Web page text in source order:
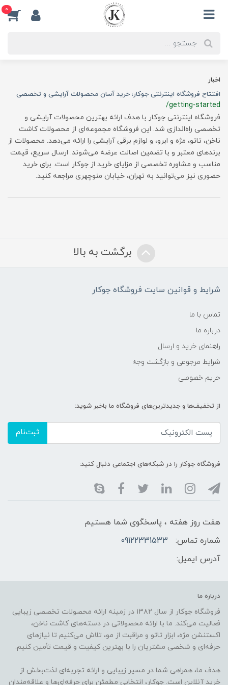
0
اخبار
افتتاح فروشگاه اینترنتی جوکار؛ خرید آسان محصولات آرایشی و تخصصی
/getting-started
فروشگاه اینترنتی جوکار با هدف ارائه بهترین محصولات آرایشی و
تخصصی راه‌اندازی شد. این فروشگاه مجموعه‌ای از محصولات کاشت
ناخن، تاتو، مژه و ابرو، و لوازم برقی آرایشی را ارائه می‌دهد. محصولات از
برندهای معتبر و با تضمین اصالت عرضه می‌شوند. ارسال سریع، قیمت
مناسب و مشاوره تخصصی از مزایای خرید از جوکار است. برای خرید
حضوری نیز می‌توانید به تهران، خیابان منوچهری مراجعه کنید.
برگشت به بالا
شرایط و قوانین سایت فروشگاه جوکار
تماس با ما
درباره ما
راهنمای خرید و ارسال
شرایط مرجوعی و بازگشت وجه
حریم خصوصی
از تخفیف‌ها و جدیدترین‌های فروشگاه ما باخبر شوید:
ثبت‌نام
فروشگاه جوکار را در شبکه‌های اجتماعی دنبال کنید:
هفت روز هفته ، پاسخگوی شما هستیم
شماره تماس:
09122331533
آدرس ایمیل:
درباره ما
فروشگاه جوکار از سال ۱۳۸۲ در زمینه ارائه محصولات تخصصی زیبایی
فعالیت می‌کند. ما با ارائه محصولاتی در دسته‌های کاشت ناخن،
اکستنشن مژه، ابزار تاتو و مراقبت از مو، تلاش می‌کنیم تا نیازهای
حرفه‌ای و شخصی مشتریان را با بهترین کیفیت و قیمت تأمین کنیم.
هدف ما، همراهی شما در مسیر زیبایی و ارائه تجربه‌ای لذت‌بخش از
خرید آنلاین است. جوکار، انتخابی مطمئن برای حرفه‌ای‌ها و علاقه‌مندان